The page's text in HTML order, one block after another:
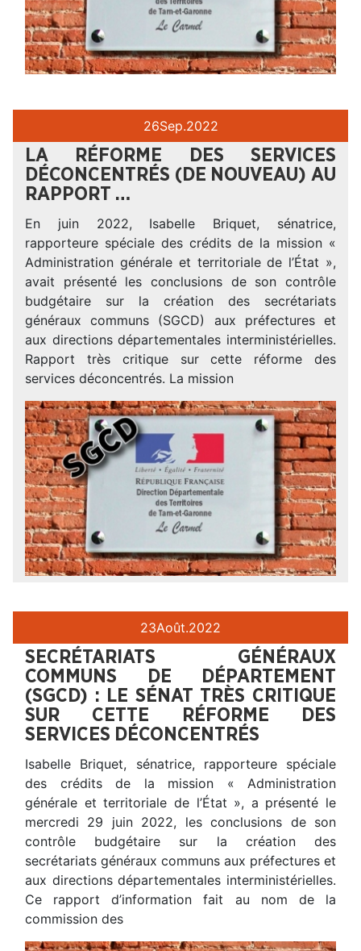
26Sep.2022
LA RÉFORME DES SERVICES
DÉCONCENTRÉS (DE NOUVEAU) AU
RAPPORT …
En juin 2022, Isabelle Briquet, sénatrice,
rapporteure spéciale des crédits de la mission «
Administration générale et territoriale de l’État »,
avait présenté les conclusions de son contrôle
budgétaire sur la création des secrétariats
généraux communs (SGCD) aux préfectures et
aux directions départementales interministérielles.
Rapport très critique sur cette réforme des
services déconcentrés. La mission
23Août.2022
SECRÉTARIATS GÉNÉRAUX
COMMUNS DE DÉPARTEMENT
(SGCD) : LE SÉNAT TRÈS CRITIQUE
SUR CETTE RÉFORME DES
SERVICES DÉCONCENTRÉS
Isabelle Briquet, sénatrice, rapporteure spéciale
des crédits de la mission « Administration
générale et territoriale de l’État », a présenté le
mercredi 29 juin 2022, les conclusions de son
contrôle budgétaire sur la création des
secrétariats généraux communs aux préfectures et
aux directions départementales interministérielles.
Ce rapport d’information fait au nom de la
commission des